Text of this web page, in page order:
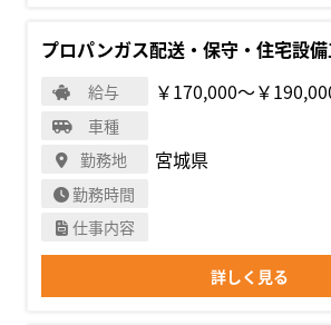
プロパンガス配送・保守・住宅設備
給与 ￥170,000〜￥
車種
勤務地
宮城県
勤務時間
仕事内容
詳しく見る